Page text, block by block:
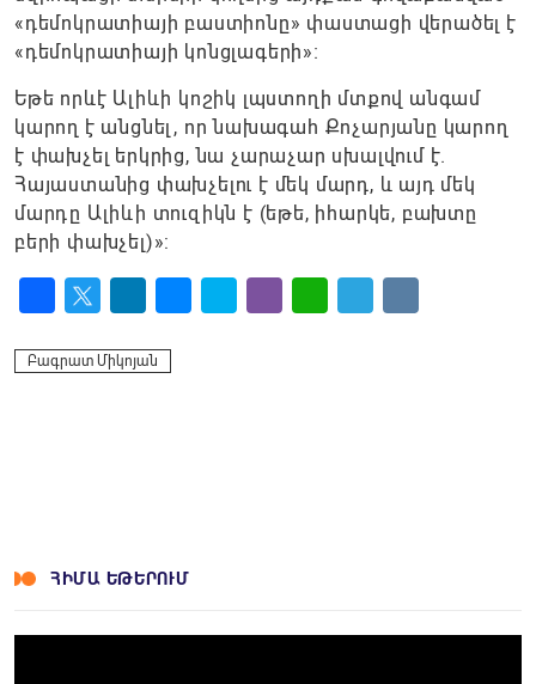
«դեմոկրատիայի բաստիոնը» փաստացի վերածել է
«դեմոկրատիայի կոնցլագերի»։
Եթե որևէ Ալիևի կոշիկ լպստողի մտքով անգամ
կարող է անցնել, որ նախագահ Քոչարյանը կարող
է փախչել երկրից, նա չարաչար սխալվում է.
Հայաստանից փախչելու է մեկ մարդ, և այդ մեկ
մարդը Ալիևի տուզիկն է (եթե, իհարկե, բախտը
բերի փախչել)»:
Բագրատ Միկոյան
ՀԻՄԱ ԵԹԵՐՈՒՄ